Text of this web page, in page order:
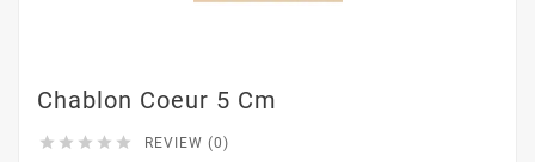
Chablon Coeur 5 Cm
     REVIEW (0)